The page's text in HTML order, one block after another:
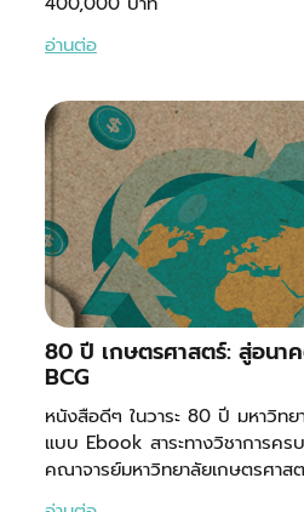
อ่านต่อ
80 ปี เกษตรศาสตร์: สู่อนา
BCG
หนังสือดีๆ ในวาระ 80 ปี มหาวิทย
แบบ Ebook สาระทางวิชาการค
คณาจารย์มหาวิทยาลัยเกษตรศาส